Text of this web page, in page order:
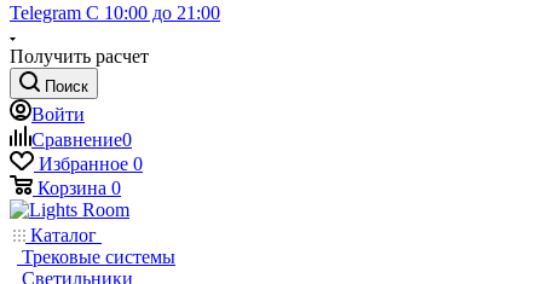
Telegram С 10:00 до 21:00
Получить расчет
Поиск
Войти
Сравнение0
Избранное 0
Корзина 0
Каталог
Трековые системы
Светильники